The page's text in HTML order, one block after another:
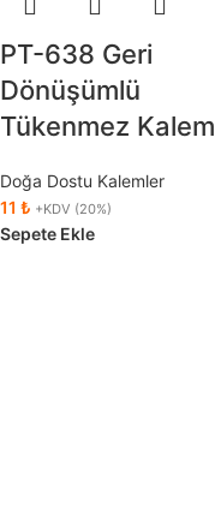
PT-638 Geri
Dönüşümlü
Tükenmez Kalem
Doğa Dostu Kalemler
11 ₺ +KDV (20%)
Sepete Ekle